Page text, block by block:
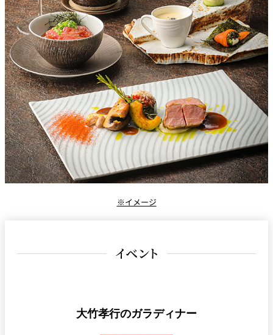
※イメージ
イベント
大竹孝行のガラディナー